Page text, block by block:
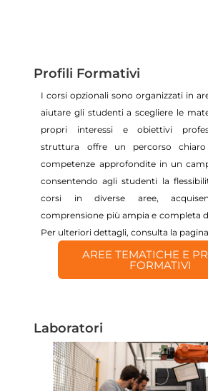
Profili Formativi
I corsi opzionali sono organizzati in
aiutare gli studenti a scegliere le
propri interessi e obiettivi
struttura offre un percorso
competenze approfondite in un
consentendo agli studenti la
corsi in diverse aree,
comprensione più ampia e completa
Per ulteriori dettagli, consulta la
AREE TEMATICHE E
FORMATIVI
Laboratori